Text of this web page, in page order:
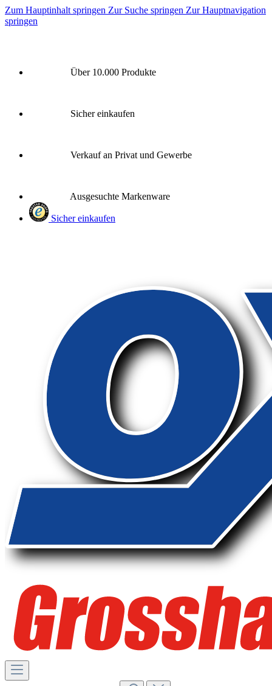
Zum Hauptinhalt springen Zur Suche springen Zur Hauptnavigation
springen
Über 10.000 Produkte
Sicher einkaufen
Verkauf an Privat und Gewerbe
Ausgesuchte Markenware
Sicher einkaufen